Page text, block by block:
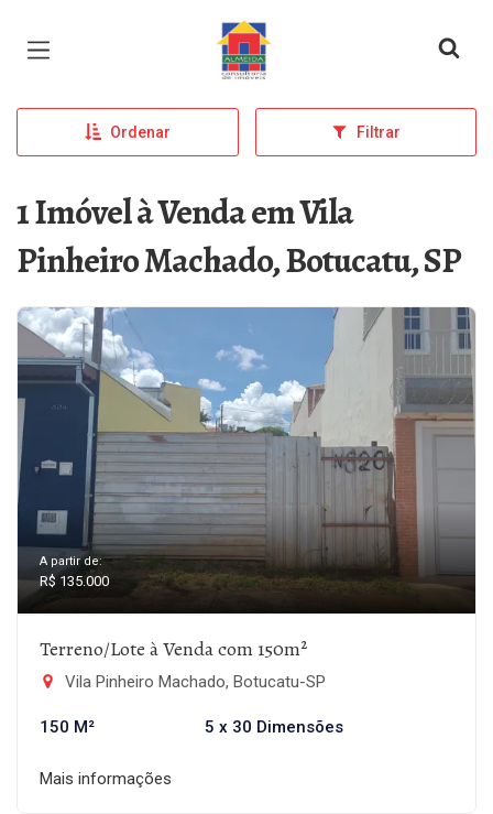
Página inicial
Ordenar Filtrar
1 Imóvel à Venda em Vila
Pinheiro Machado, Botucatu, SP
A partir de:
R$ 135.000
Terreno/Lote à Venda com 150m²
Vila Pinheiro Machado, Botucatu-SP
150 M² 5 x 30 Dimensões
Mais informações